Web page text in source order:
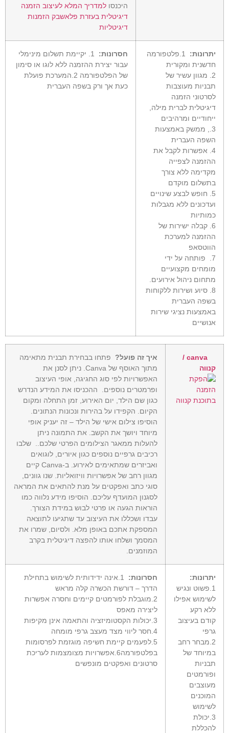
היכנסולמדריך המלא לעיצוב הזמנה
דיגיטלית בעזרת פלאשבק הזמנות
דיגיטליות
יתרונות:
1.פלטפורמה
חדשנית ומקורית
2. מגוון עשיר של
תבניות מעוצבות
לסרטוני הזמנה
דיגיטלית לברית מילה,
ייחודיים ומרהיבים
3., ממשק באמצעות
השפה העברית
4. אפשרות לקבל את
ההזמנה לצפייה
מקדימה ללא צורך
בתשלום מוקדם
5. חופש לבצע שינויים
ועדכונים ללא מגבלות
כמותיות
6. קבלה ישירות של
ההזמנה למערכת
הווטסאפ
7. פותחה על ידי
מומחים מקצועיים
מתחום ניהול אירועים.
8. סיוע ושירות ללקוחות
בשפה העברית
באמצעות נציגי שירות
אנושיים
חסרונות:
1. יקיימת תשלום מינימלי
עבור יצירת ההזמנה ללא לוגו או סימון
של הפלטפורמה 2.המערכת פועלת
כעת אך ורק בשפה העברית
canva /
קנווה
איך זה פועל?פתחו בבחירת תבנית מתאימה
מתוך האוסף של Canva. ניתן לסנן את
האפשרויות לפי סוג החגיגה, אופי העיצוב
ופרמטרים נוספים. ההכניסו את המידע הנדרש
כגון שם הילד, יום האירוע, זמן התחלה ומקום
הקיום. הקפידו על בהירות ונכונות הנתונים.
הוסיפו צילום אישי של הילד – זה יעניק אופי
מיוחד ויושך את הקשב. את התמונה ניתן
להעלות ממאגר הצילומים הפרטי שלכם.. שלבו
רכיבים גרפיים נוספים כגון איורים, לוגואים
ואביזרים שמתאימים לאירוע. ב-Canva קיים
מגוון רחב של אפשרויות וויזואליות. שנו גוונים,
סוגי כתב ואפקטים על מנת להתאים את המראה
לסגנון המועדף עליכם. הוסיפו מידע נלווה כמו
הוראות הגעה או פרטי לבוש במידת הצורך.
עבדו ושכללו את העיצוב עד שתגיעו לתוצאה
המספקת אתכם באופן מלא. ולסיום, שמרו את
המסמך ושלחו אותו להפצה דיגיטלית בקרב
המוזמנים.
יתרונות:
1.פשוט ונגיש
לשימוש אפילו
ללא רקע
קודם בעיצוב
גרפי
2.מבחר רחב
במיוחד של
תבניות
ופורמטים
מעוצבים
המוכנים
לשימוש
3.יכולת
להכללת
חסרונות:
1.אינה ידידותית לשימוש בתחילת
הדרך – דורשת הכשרה קלה מראש
2.מוגבלת לפורמטים קיימים וחסרה אפשרות
ליצירה מאפס
5.לפעמים קיימת חשיפה מוגזמת לפרסומות
בפלטפורמה6.אפשרויות מצומצמות לעריכת
סרטונים ואפקטים מונפשים